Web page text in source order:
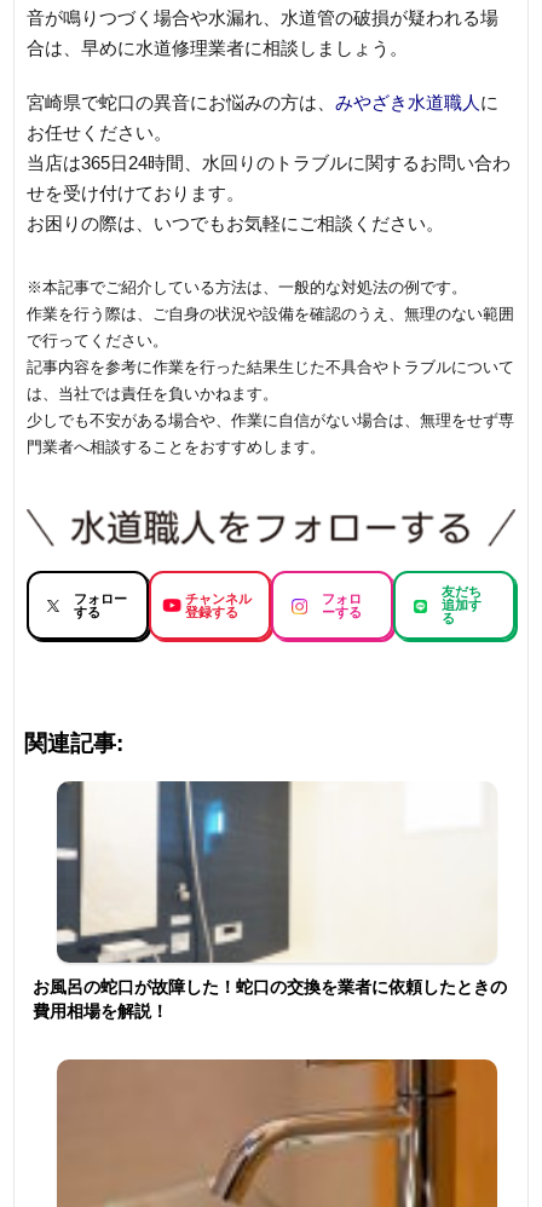
音が鳴りつづく場合や水漏れ、水道管の破損が疑われる場
合は、早めに水道修理業者に相談しましょう。
宮崎県で蛇口の異音にお悩みの方は、みやざき水道職人 に
お任せください。
当店は365日24時間、水回りのトラブルに関するお問い合わ
せを受け付けております。
お困りの際は、いつでもお気軽にご相談ください。
※本記事でご紹介している方法は、一般的な対処法の例です。
作業を行う際は、ご自身の状況や設備を確認のうえ、無理のない範囲
で行ってください。
記事内容を参考に作業を行った結果生じた不具合やトラブルについて
は、当社では責任を負いかねます。
少しでも不安がある場合や、作業に自信がない場合は、無理をせず専
門業者へ相談することをおすすめします。
フォロー
する
チャンネル
登録する
フォロ
ーする
友だち
追加す
る
関連記事:
お風呂の蛇口が故障した！蛇口の交換を業者に依頼したときの
費用相場を解説！